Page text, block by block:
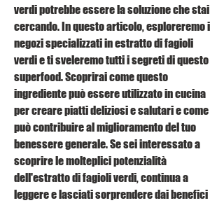
verdi potrebbe essere la soluzione che stai
cercando. In questo articolo, esploreremo i
negozi specializzati in estratto di fagioli
verdi e ti sveleremo tutti i segreti di questo
superfood. Scoprirai come questo
ingrediente può essere utilizzato in cucina
per creare piatti deliziosi e salutari e come
può contribuire al miglioramento del tuo
benessere generale. Se sei interessato a
scoprire le molteplici potenzialità
dell'estratto di fagioli verdi, continua a
leggere e lasciati sorprendere dai benefici